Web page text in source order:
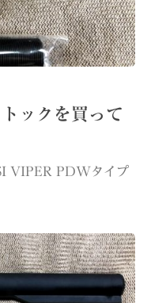
ックを買って
VIPER PDWタイプ